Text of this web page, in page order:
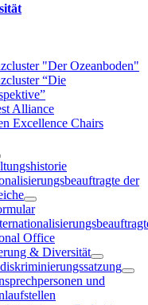
"Der Ozeanboden"
“Die
Alliance
Excellence Chairs
der
Office
& Diversität
und